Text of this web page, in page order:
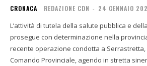
CRONACA REDAZIONE CDN - 24 GENNAIO
L’attività di tutela della salute pubblica e
prosegue con determinazione nella
recente operazione condotta a Serrastretta,
Comando Provinciale, agendo in stretta